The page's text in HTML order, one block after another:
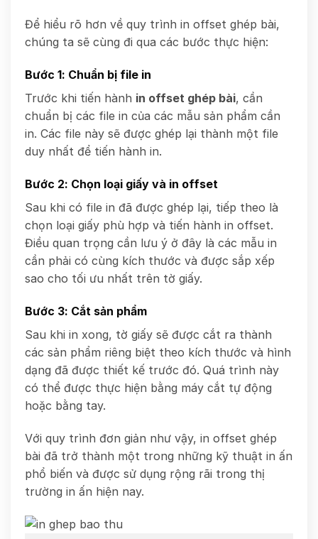
Để hiểu rõ hơn về quy trình in offset ghép bài,
chúng ta sẽ cùng đi qua các bước thực hiện:
Bước 1: Chuẩn bị file in
Trước khi tiến hành in offset ghép bài, cần
chuẩn bị các file in của các mẫu sản phẩm cần
in. Các file này sẽ được ghép lại thành một file
duy nhất để tiến hành in.
Bước 2: Chọn loại giấy và in offset
Sau khi có file in đã được ghép lại, tiếp theo là
chọn loại giấy phù hợp và tiến hành in offset.
Điều quan trọng cần lưu ý ở đây là các mẫu in
cần phải có cùng kích thước và được sắp xếp
sao cho tối ưu nhất trên tờ giấy.
Bước 3: Cắt sản phẩm
Sau khi in xong, tờ giấy sẽ được cắt ra thành
các sản phẩm riêng biệt theo kích thước và hình
dạng đã được thiết kế trước đó. Quá trình này
có thể được thực hiện bằng máy cắt tự động
hoặc bằng tay.
Với quy trình đơn giản như vậy, in offset ghép
bài đã trở thành một trong những kỹ thuật in ấn
phổ biến và được sử dụng rộng rãi trong thị
trường in ấn hiện nay.